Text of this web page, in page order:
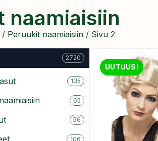
naamiaisiin
/ Peruukit naamiaisiin / Sivu 2
2720
135
65
56
106
UUTUUS!